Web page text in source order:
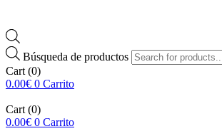
Búsqueda de productos
Cart (0)
0.00€ 0 Carrito
Cart (0)
0.00€ 0 Carrito